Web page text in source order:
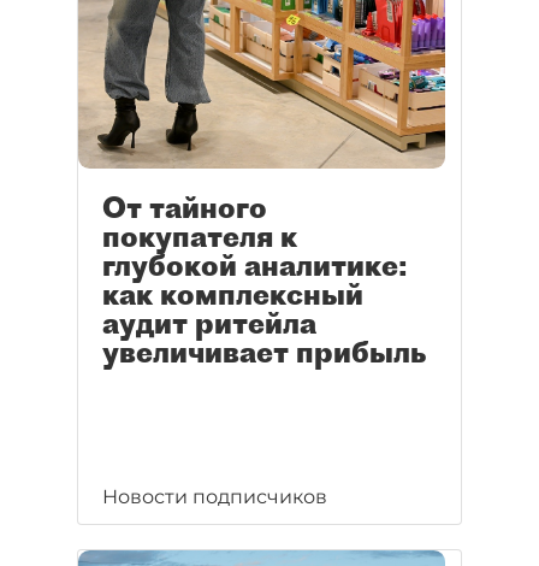
От тайного
покупателя к
глубокой аналитике:
как комплексный
аудит ритейла
увеличивает прибыль
Новости подписчиков